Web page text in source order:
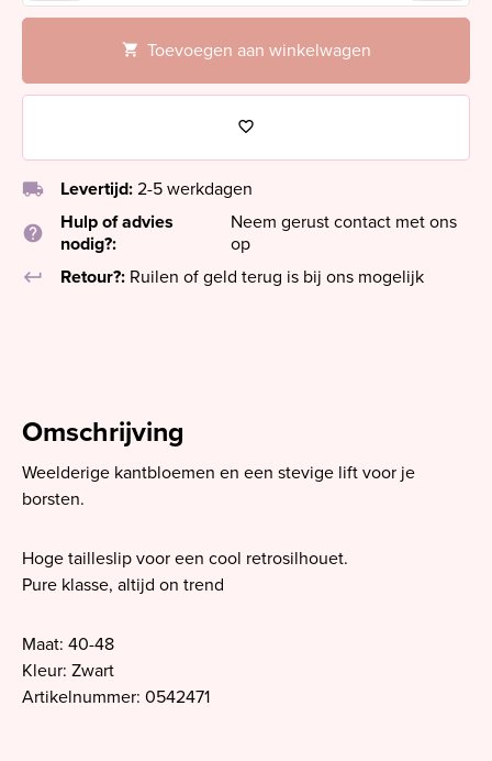
Toevoegen aan winkelwagen
local_shipping Levertijd: 2-5 werkdagen
help
Hulp of advies
nodig?:
Neem gerust contact met ons
op
keyboard_return
Retour?: Ruilen of geld terug is bij ons mogelijk
Omschrijving
Weelderige kantbloemen en een stevige lift voor je
borsten.
Hoge tailleslip voor een cool retrosilhouet.
Pure klasse, altijd on trend
Maat: 40-48
Kleur: Zwart
Artikelnummer: 0542471